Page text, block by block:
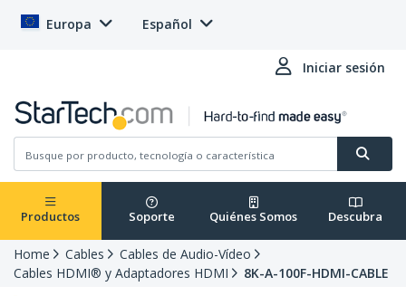
Europa Español
Iniciar sesión
Productos Soporte Quiénes Somos Descubra
Home Cables
Cables de Audio-Vídeo
Cables HDMI® y Adaptadores HDMI
8K-A-100F-HDMI-CABLE